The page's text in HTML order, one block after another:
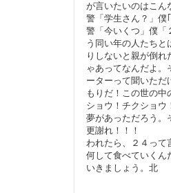
が言いたいのはこん
警「学生さん？」僕
警「今いくつ」僕「
う同い年の人たち
りしないと親が倒
ゃあってなんだよ
ーターって聞いただ
もりだ！この世の
ショウ！チクショウ
夢があっただろう。
更謝れ！！！ な
われたら、２４って
何して食べていく
いきましょう。北